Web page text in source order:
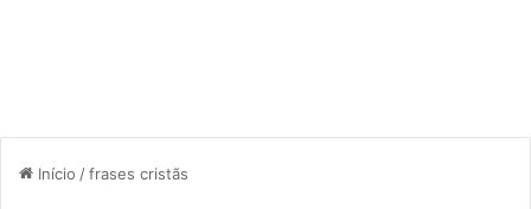
Início /frases cristãs